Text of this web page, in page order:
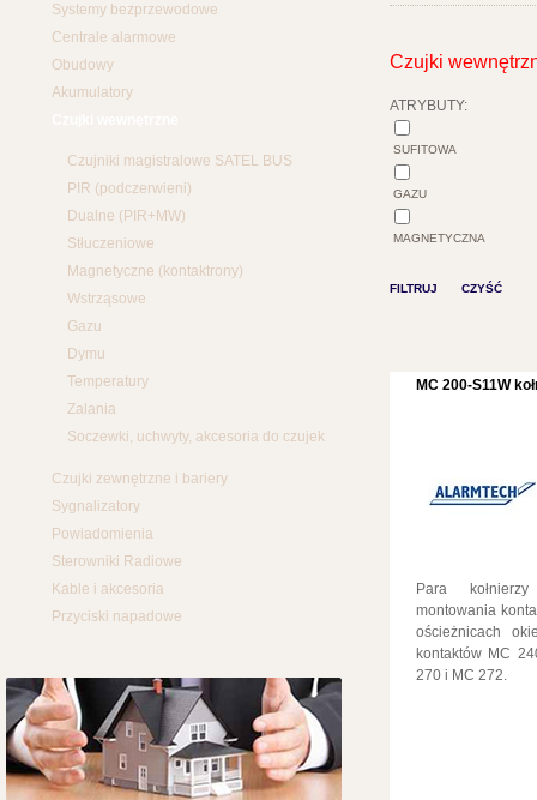
Systemy bezprzewodowe
Centrale alarmowe
Obudowy
Akumulatory
Czujniki magistralowe SATEL BUS
PIR (podczerwieni)
Dualne (PIR+MW)
Stłuczeniowe
Magnetyczne (kontaktrony)
Wstrząsowe
Gazu
Dymu
Temperatury
Zalania
Soczewki, uchwyty, akcesoria do czujek
Czujki zewnętrzne i bariery
Sygnalizatory
Powiadomienia
Sterowniki Radiowe
Kable i akcesoria
Przyciski napadowe
Czujki
ATRYBUTY:
SUFITOWA
GAZU
MAGNETYCZNA
FILTRUJ CZYŚĆ
MC 200-S11W
Para
montowania
ościeżnicach
kontaktów MC
270 i MC 272.